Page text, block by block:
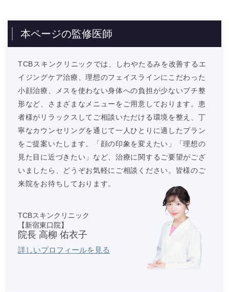
本ページの監修医師
TCBスキンクリニックでは、しわやたるみを改善するエ
イジングケア治療、理想のフェイスラインにこだわった
小顔治療、メスを使わない身体への負担が少ないプチ整
形など、さまざまなメニューをご用意しております。患
者様がリラックスしてご相談いただける環境を整え、丁
寧なカウンセリングを通じて一人ひとりに適したプラン
をご提案いたします。「顔の印象を変えたい」「理想の
見た目に近づきたい」など、治療に関するご要望がござ
いましたら、どうぞお気軽にご相談ください。皆様のご
来院をお待ちしております。
TCBスキンクリニック
【新宿東口院】
院長 高柳 佑衣子
詳しいプロフィールを見る